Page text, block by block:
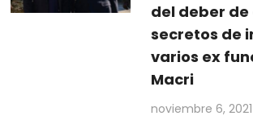
del deber
secretos de
varios ex
Macri
noviembre 6, 2021